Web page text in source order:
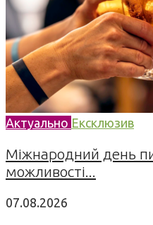
Актуально Ексклюзив
Міжнародний день
можливості...
07.08.2026